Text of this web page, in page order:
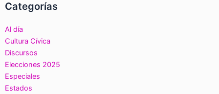
Categorías
Al día
Cultura Cívica
Discursos
Elecciones 2025
Especiales
Estados